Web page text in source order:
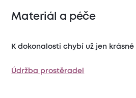
Materiál a péče
K dokonalosti chybí už jen
Údržba prostěradel